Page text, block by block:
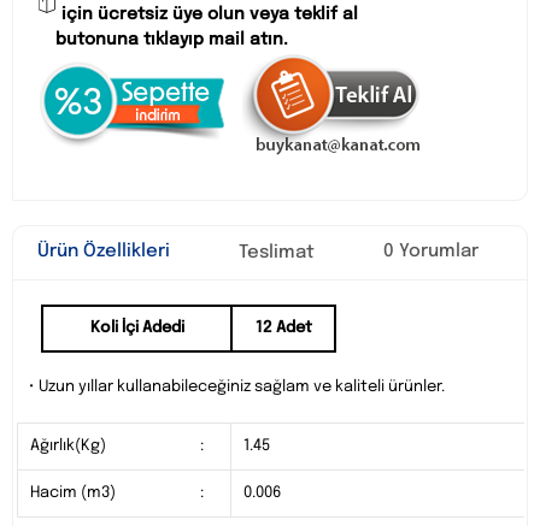
için ücretsiz üye olun veya teklif al
butonuna tıklayıp mail atın.
Ürün Özellikleri Teslimat 0 Yorumlar
Koli İçi Adedi 12 Adet
• Uzun yıllar kullanabileceğiniz sağlam ve kaliteli ürünler.
Ağırlık(Kg) : 1.45
Hacim (m3) : 0.006